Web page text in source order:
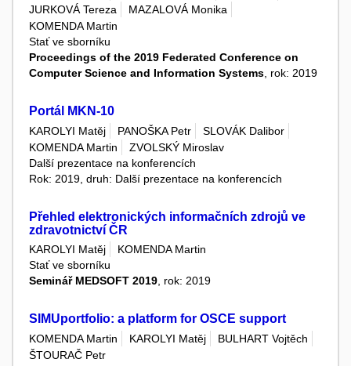
JURKOVÁ Tereza
MAZALOVÁ Monika
KOMENDA Martin
Stať ve sborníku
Proceedings of the 2019 Federated Conference on
Computer Science and Information Systems, rok: 2019
Portál MKN-10
KAROLYI Matěj PANOŠKA Petr
SLOVÁK Dalibor
KOMENDA Martin
ZVOLSKÝ Miroslav
Další prezentace na konferencích
Rok: 2019, druh: Další prezentace na konferencích
Přehled elektronických informačních zdrojů ve
zdravotnictví ČR
KAROLYI Matěj
KOMENDA Martin
Stať ve sborníku
Seminář MEDSOFT 2019, rok: 2019
SIMUportfolio: a platform for OSCE support
KOMENDA Martin KAROLYI Matěj
BULHART Vojtěch
ŠTOURAČ Petr